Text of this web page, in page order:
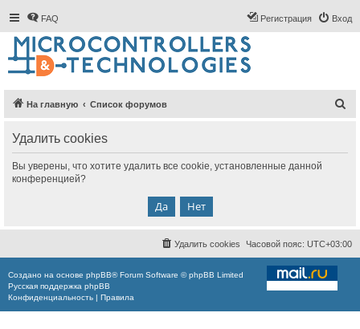
FAQ Вход
Регистрация
На главную Список форумов
Удалить cookies
Вы уверены, что хотите удалить все cookie, установленные данной
конференцией?
Часовой пояс: UTC+03:00
Удалить cookies
Создано на основе phpBB® Forum Software © phpBB Limited
Русская поддержка phpBB
Конфиденциальность | Правила